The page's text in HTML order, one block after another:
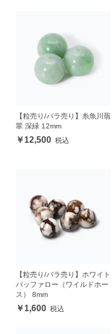
【粒売り/バラ売り】糸魚川翡
翠 深緑 12mm
12,500
【粒売り/バラ売り】ホワイト
バッファロー（ワイルドホー
ス） 8mm
1,600